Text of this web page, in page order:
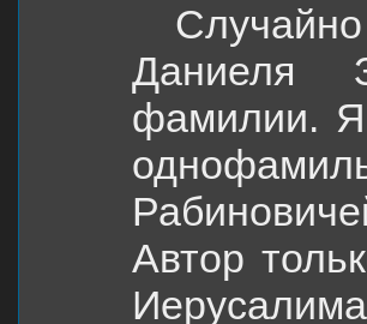
Даниеля
фамилии.
Автор